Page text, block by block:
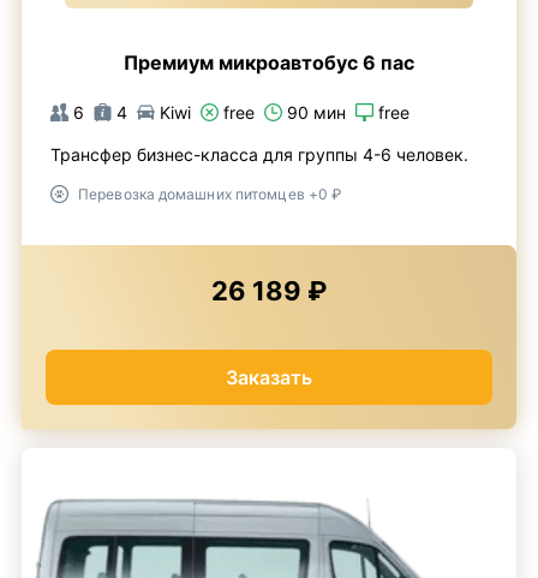
Премиум микроавтобус 6 пас
6 4 Kiwi free 90 мин free
Трансфер бизнес-класса для группы 4-6 человек.
Перевозка домашних питомцев +0 ₽
26 189 ₽
Заказать